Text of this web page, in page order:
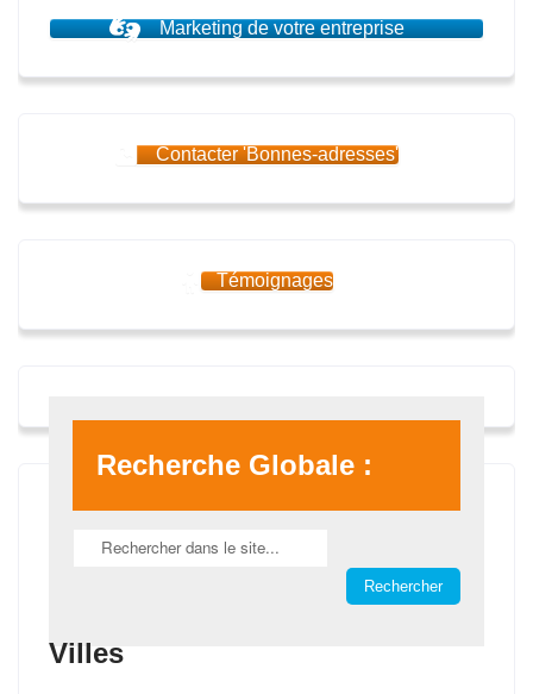
Marketing de votre entreprise
Contacter 'Bonnes-adresses'
Témoignages
Recherche Globale :
Villes